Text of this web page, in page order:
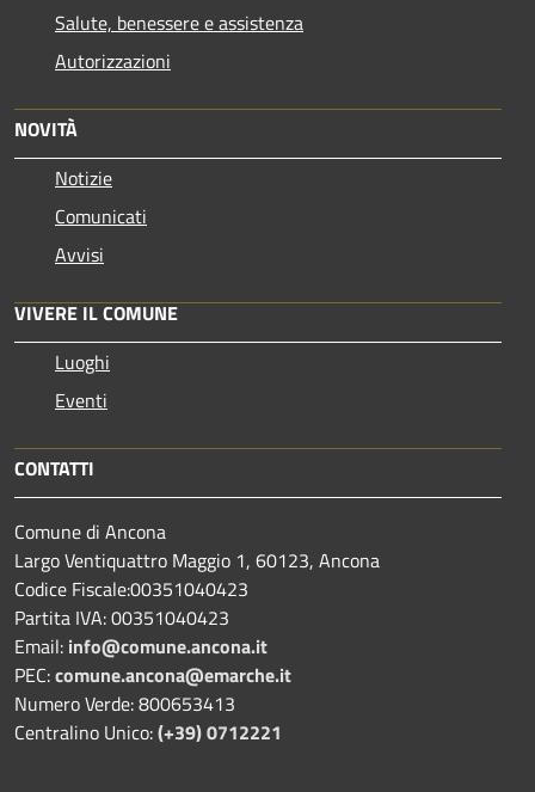
Salute, benessere e assistenza
Autorizzazioni
NOVITÀ
Notizie
Comunicati
Avvisi
VIVERE IL COMUNE
Luoghi
Eventi
CONTATTI
Comune di Ancona
Largo Ventiquattro Maggio 1, 60123, Ancona
Codice Fiscale:00351040423
Partita IVA: 00351040423
Email: info@comune.ancona.it
PEC:comune.ancona@emarche.it
Numero Verde: 800653413
Centralino Unico:(+39) 0712221